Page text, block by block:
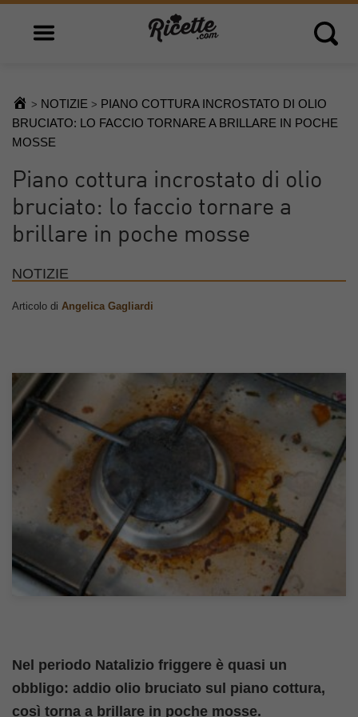
Open main menu Open
> NOTIZIE > PIANO COTTURA INCROSTATO DI OLIO
BRUCIATO: LO FACCIO TORNARE A BRILLARE IN POCHE
MOSSE
Piano cottura incrostato di olio
bruciato: lo faccio tornare a
brillare in poche mosse
NOTIZIE
Articolo di Angelica Gagliardi
Nel periodo Natalizio friggere è quasi un
obbligo: addio olio bruciato sul piano cottura,
così torna a brillare in poche mosse.